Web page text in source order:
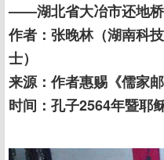
——湖北省大冶市还地
作者：张晚林（湖南科
士）
来源：作者惠赐《儒家邮
时间：孔子2564年暨耶